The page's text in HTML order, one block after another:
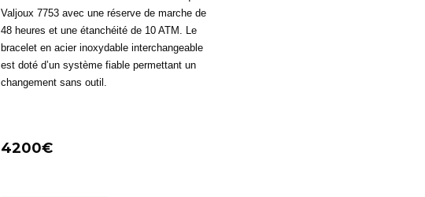
Valjoux 7753 avec une réserve de marche de
48 heures et une étanchéité de 10 ATM. Le
bracelet en acier inoxydable interchangeable
est doté d’un système fiable permettant un
changement sans outil.
4200€